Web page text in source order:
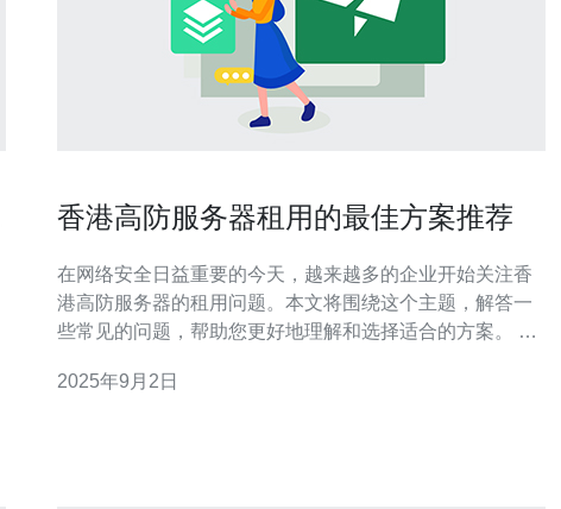
香港高防服务器租用的最佳方案推荐
在网络安全日益重要的今天，越来越多的企业开始关注香
港高防服务器的租用问题。本文将围绕这个主题，解答一
些常见的问题，帮助您更好地理解和选择适合的方案。 1.
服务器，能够有效抵御各种网络攻击，如DDoS攻击、CC
2025年9月2日